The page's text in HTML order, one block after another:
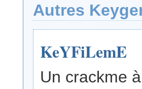
Autres
KeYFiLemE
Un crackme